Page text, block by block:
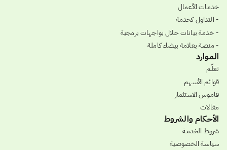
خدمات الأعمال
- التداول كخدمة
- خدمة بيانات حلال بواجهات برمجية
- منصة بعلامة بيضاء كاملة
الموارد
تعلّم
قوائم الأسهم
قاموس الاستثمار
مقالات
الأحكام والشروط
شروط الخدمة
سياسة الخصوصية